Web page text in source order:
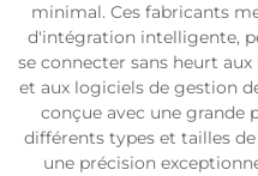
minimal. Ces fabricants
d'intégration intelligente,
se connecter sans heurt
et aux logiciels de gestion
conçue avec une grande
différents types et tailles
une précision